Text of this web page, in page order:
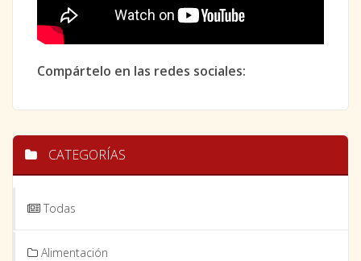
Compártelo en las redes sociales:
CATEGORÍAS
Todas
Alimentación